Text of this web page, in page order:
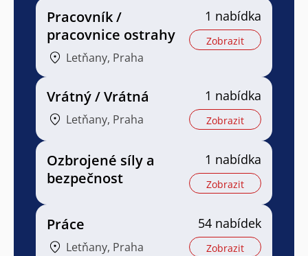
Pracovník /
pracovnice ostrahy
Letňany, Praha
1 nabídka
Zobrazit
Vrátný / Vrátná
Letňany, Praha
1 nabídka
Zobrazit
Ozbrojené síly a
bezpečnost
1 nabídka
Zobrazit
Práce
Letňany, Praha
54 nabídek
Zobrazit